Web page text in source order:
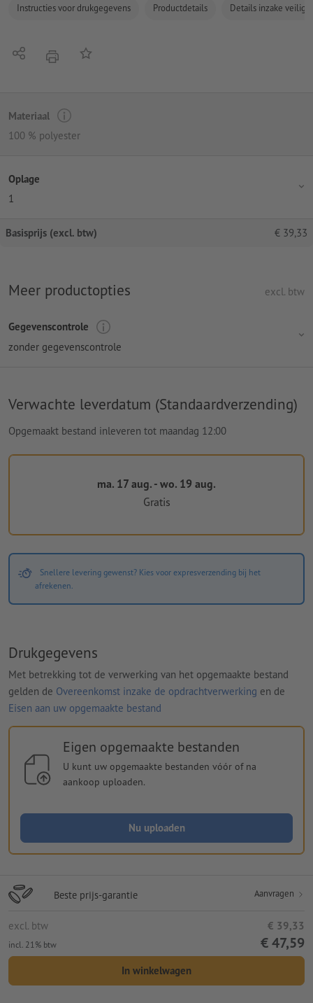
Instructies voor drukgegevens Productdetails Details inzake
Delen afdrukkenOp de lijst
Materiaal
100 % polyester
Oplage
1
Basisprijs (excl. btw) € 39,33
Meer productopties excl. btw
Gegevenscontrole
zonder gegevenscontrole
Verwachte leverdatum (Standaardverzending)
Opgemaakt bestand inleveren tot maandag 12:00
ma. 17 aug. - wo. 19 aug.
Gratis
Snellere levering gewenst? Kies voor expresverzending bij het
afrekenen.
Drukgegevens
Met betrekking tot de verwerking van het opgemaakte bestand
gelden de Overeenkomst inzake de opdrachtverwerking en de
Eisen aan uw opgemaakte bestand
Eigen opgemaakte bestanden
U kunt uw opgemaakte bestanden vóór of na
aankoop uploaden.
Nu uploaden
Beste prijs-garantie Aanvragen
excl. btw € 39,33
incl. 21% btw € 47,59
In winkelwagen